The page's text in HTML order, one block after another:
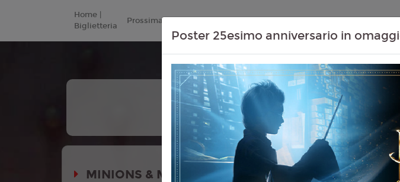
Home |
Biglietteria
Prossimamente Listino Prezzi Contenuti Extra Proiezioni
+
Tutte
Le Date
07
Agosto
Venerdì
08
Sabato
MINIONS & MONSTERS
Poster 25esimo anniversario in